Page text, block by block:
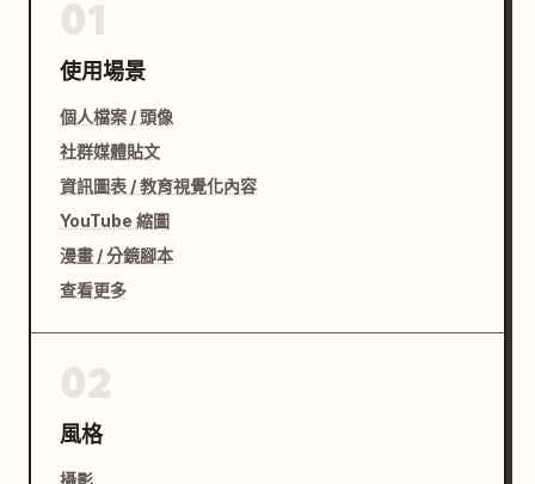
使用場景
個人檔案 / 頭像
社群媒體貼文
資訊圖表 / 教育視覺化內容
YouTube 縮圖
漫畫 / 分鏡腳本
查看更多
風格
攝影